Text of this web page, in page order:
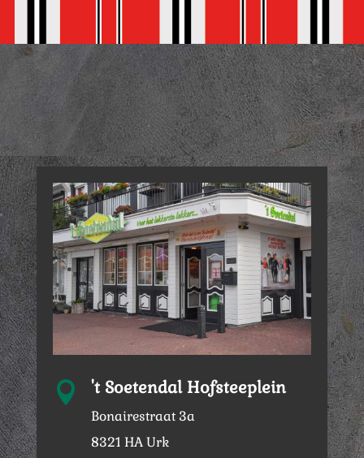
 't Soetendal Hofsteeplein
Bonairestraat 3a
8321 HA Urk